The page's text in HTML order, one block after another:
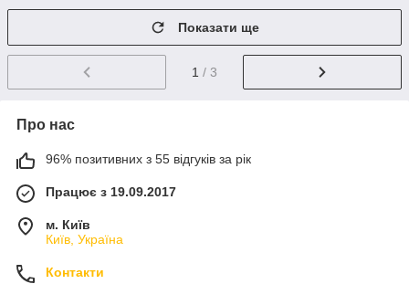
Показати ще
1 / 3
Про нас
96% позитивних з 55 відгуків за рік
Працює з 19.09.2017
м. Київ
Київ, Україна
Контакти